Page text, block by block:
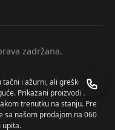
zadržana.
i ažurni, ali greške u
Prikazani proizvodi čine
trenutku na stanju. Pre
sa našom prodajom na 060
upita.